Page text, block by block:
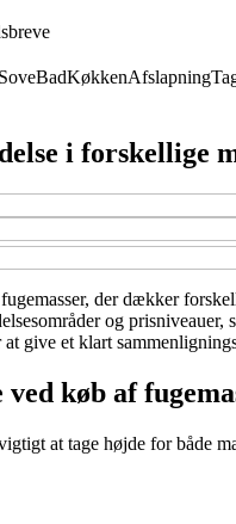
SoveBadKøkkenAfslapning
i forskellige
der dækker
og
give et klart
køb af
at tage højde for både